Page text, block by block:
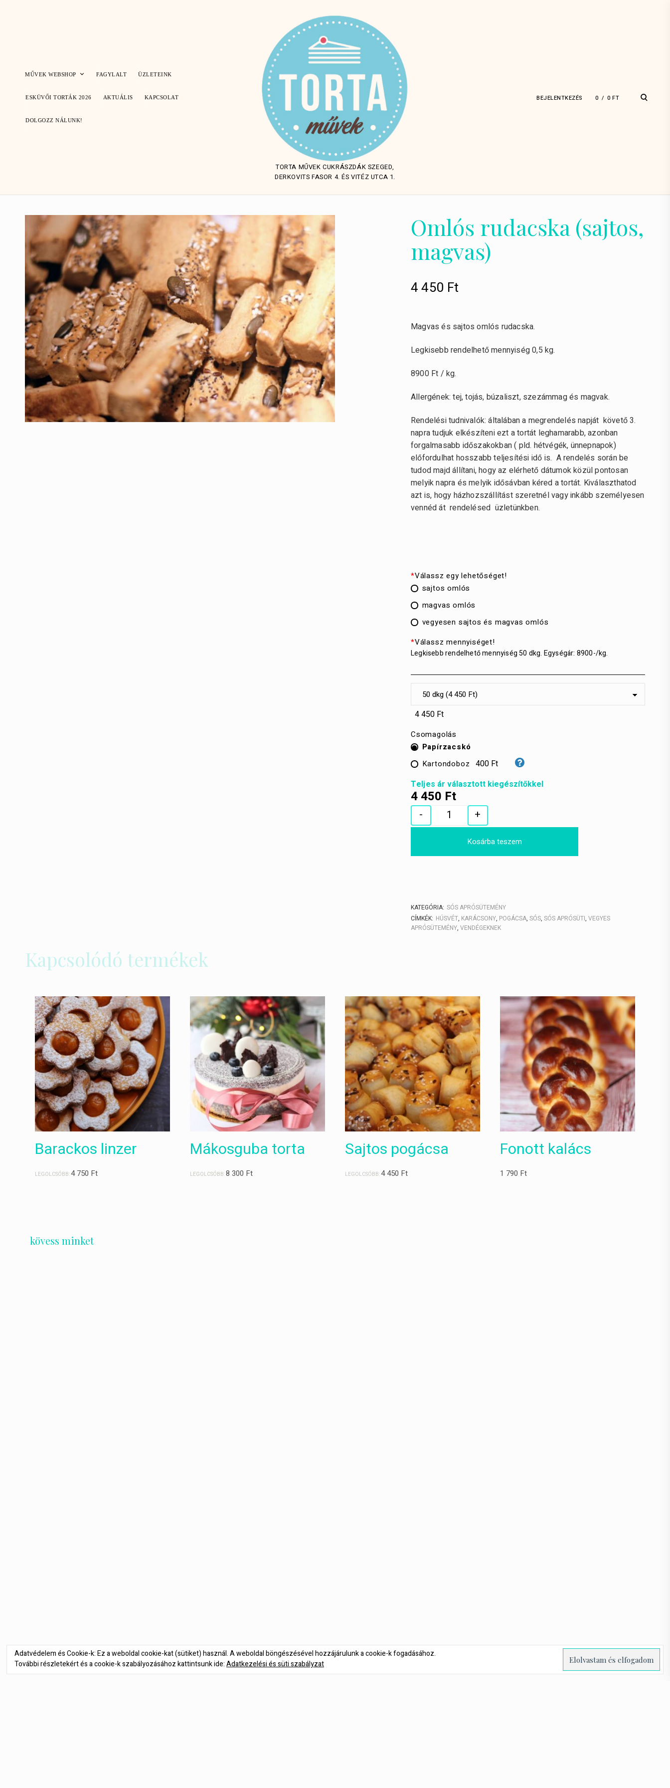
MŰVEK WEBSHOP FAGYLALT ÜZLETEINK
ESKÜVŐI TORTÁK 2026 AKTUÁLIS KAPCSOLAT
DOLGOZZ NÁLUNK!
TORTA MŰVEK CUKRÁSZDÁK SZEGED,
DERKOVITS FASOR 4. ÉS VITÉZ UTCA 1.
BEJELENTKEZÉS 0 0 FT
open
Omlós rudacska (sajtos,
magvas)
4 450 Ft
Magvas és sajtos omlós rudacska.
Legkisebb rendelhető mennyiség 0,5 kg.
8900 Ft / kg.
Allergének: tej, tojás, búzaliszt, szezámmag és magvak.
Rendelési tudnivalók: általában a megrendelés napját követő 3.
napra tudjuk elkészíteni ezt a tortát leghamarabb, azonban
forgalmasabb időszakokban ( pld. hétvégék, ünnepnapok)
előfordulhat hosszabb teljesítési idő is. A rendelés során be
tudod majd állítani, hogy az elérhető dátumok közül pontosan
melyik napra és melyik idősávban kéred a tortát. Kiválaszthatod
azt is, hogy házhozszállítást szeretnél vagy inkább személyesen
vennéd át rendelésed üzletünkben.
*Válassz egy lehetőséget!
sajtos omlós
magvas omlós
vegyesen sajtos és magvas omlós
*Válassz mennyiséget!
Legkisebb rendelhető mennyiség 50 dkg. Egységár: 8900-/kg.
4 450 Ft
Csomagolás
Papírzacskó
Kartondoboz
400 Ft
Teljes ár választott kiegészítőkkel
4 450 Ft
Quantity
- +
Kosárba teszem
KATEGÓRIA: SÓS APRÓSÜTEMÉNY
CÍMKÉK: HÚSVÉT, KARÁCSONY, POGÁCSA, SÓS, SÓS APRÓSÜTI, VEGYES
APRÓSÜTEMÉNY, VENDÉGEKNEK
Kapcsolódó termékek
Barackos linzer
LEGOLCSÓBB:4 750 Ft
Mákosguba torta
LEGOLCSÓBB:8 300 Ft
Sajtos pogácsa
LEGOLCSÓBB:4 450 Ft
Fonott kalács
1 790 Ft
kövess minket
Adatvédelem és Cookie-k: Ez a weboldal cookie-kat (sütiket) használ. A weboldal böngészésével hozzájárulunk a cookie-k fogadásához.
További részletekért és a cookie-k szabályozásához kattintsunk ide:Adatkezelési és süti szabályzat